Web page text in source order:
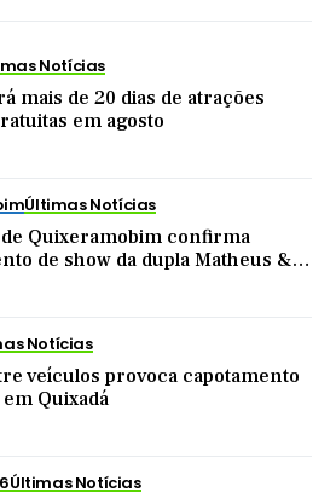
Notícias
mais de 20 dias de atrações
em agosto
Últimas Notícias
Quixeramobim confirma
de show da dupla Matheus &
Notícias
veículos provoca capotamento
Quixadá
Últimas Notícias